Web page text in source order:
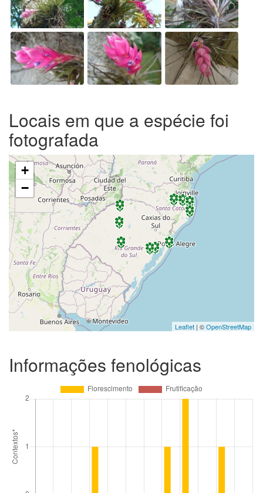
Locais em que a espécie foi
fotografada
+
−
Leaflet | ©OpenStreetMap
Informações fenológicas